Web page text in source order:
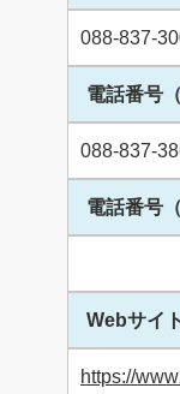
088-837-
電話番号
088-837-
電話番号
Webサイ
https://